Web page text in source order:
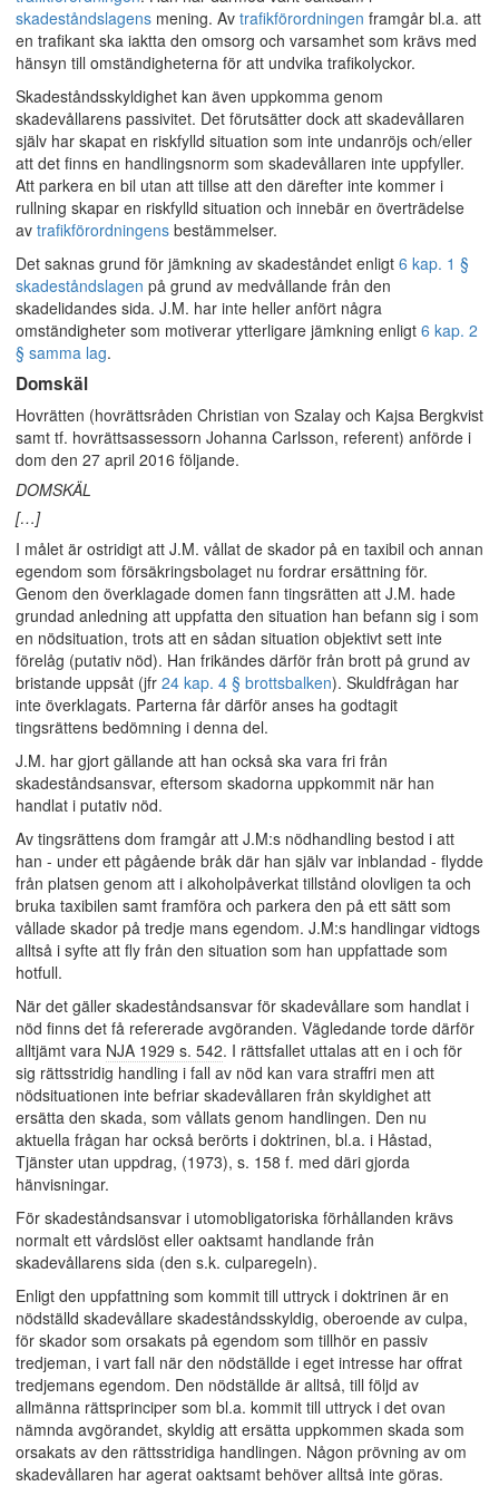
skadeståndslagens mening. Av trafikförordningen framgår bl.a. att
en trafikant ska iaktta den omsorg och varsamhet som krävs med
hänsyn till omständigheterna för att undvika trafikolyckor.
Skadeståndsskyldighet kan även uppkomma genom
skadevållarens passivitet. Det förutsätter dock att skadevållaren
själv har skapat en riskfylld situation som inte undanröjs och/eller
att det finns en handlingsnorm som skadevållaren inte uppfyller.
Att parkera en bil utan att tillse att den därefter inte kommer i
rullning skapar en riskfylld situation och innebär en överträdelse
av trafikförordningens bestämmelser.
Det saknas grund för jämkning av skadeståndet enligt 6 kap. 1 §
skadeståndslagen på grund av medvållande från den
skadelidandes sida. J.M. har inte heller anfört några
omständigheter som motiverar ytterligare jämkning enligt 6 kap. 2
§ samma lag.
Domskäl
Hovrätten (hovrättsråden Christian von Szalay och Kajsa Bergkvist
samt tf. hovrättsassessorn Johanna Carlsson, referent) anförde i
dom den 27 april 2016 följande.
DOMSKÄL
[…]
I målet är ostridigt att J.M. vållat de skador på en taxibil och annan
egendom som försäkringsbolaget nu fordrar ersättning för.
Genom den överklagade domen fann tingsrätten att J.M. hade
grundad anledning att uppfatta den situation han befann sig i som
en nödsituation, trots att en sådan situation objektivt sett inte
förelåg (putativ nöd). Han frikändes därför från brott på grund av
bristande uppsåt (jfr 24 kap. 4 § brottsbalken). Skuldfrågan har
inte överklagats. Parterna får därför anses ha godtagit
tingsrättens bedömning i denna del.
J.M. har gjort gällande att han också ska vara fri från
skadeståndsansvar, eftersom skadorna uppkommit när han
handlat i putativ nöd.
Av tingsrättens dom framgår att J.M:s nödhandling bestod i att
han - under ett pågående bråk där han själv var inblandad - flydde
från platsen genom att i alkoholpåverkat tillstånd olovligen ta och
bruka taxibilen samt framföra och parkera den på ett sätt som
vållade skador på tredje mans egendom. J.M:s handlingar vidtogs
alltså i syfte att fly från den situation som han uppfattade som
hotfull.
När det gäller skadeståndsansvar för skadevållare som handlat i
nöd finns det få refererade avgöranden. Vägledande torde därför
alltjämt vara NJA 1929 s. 542. I rättsfallet uttalas att en i och för
sig rättsstridig handling i fall av nöd kan vara straffri men att
nödsituationen inte befriar skadevållaren från skyldighet att
ersätta den skada, som vållats genom handlingen. Den nu
aktuella frågan har också berörts i doktrinen, bl.a. i Håstad,
Tjänster utan uppdrag, (1973), s. 158 f. med däri gjorda
hänvisningar.
För skadeståndsansvar i utomobligatoriska förhållanden krävs
normalt ett vårdslöst eller oaktsamt handlande från
skadevållarens sida (den s.k. culparegeln).
Enligt den uppfattning som kommit till uttryck i doktrinen är en
nödställd skadevållare skadeståndsskyldig, oberoende av culpa,
för skador som orsakats på egendom som tillhör en passiv
tredjeman, i vart fall när den nödställde i eget intresse har offrat
tredjemans egendom. Den nödställde är alltså, till följd av
allmänna rättsprinciper som bl.a. kommit till uttryck i det ovan
nämnda avgörandet, skyldig att ersätta uppkommen skada som
orsakats av den rättsstridiga handlingen. Någon prövning av om
skadevållaren har agerat oaktsamt behöver alltså inte göras.